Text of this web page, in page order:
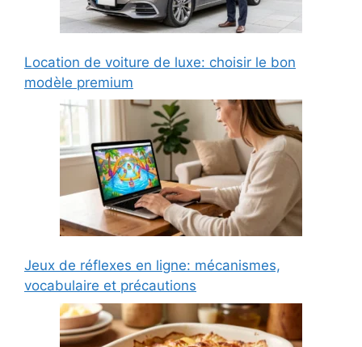
Location de voiture de luxe: choisir le bon
modèle premium
Jeux de réflexes en ligne: mécanismes,
vocabulaire et précautions